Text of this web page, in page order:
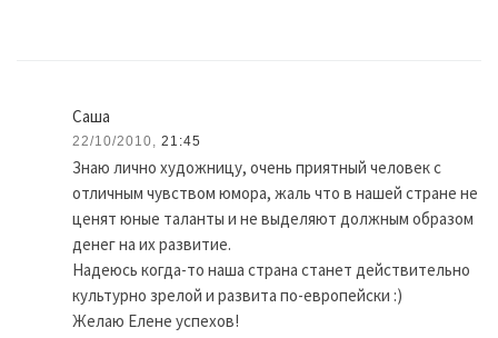
Саша
22/10/2010, 21:45
Знаю лично художницу, очень приятный человек с
отличным чувством юмора, жаль что в нашей стране не
ценят юные таланты и не выделяют должным образом
денег на их развитие.
Надеюсь когда-то наша страна станет действительно
культурно зрелой и развита по-европейски :)
Желаю Елене успехов!